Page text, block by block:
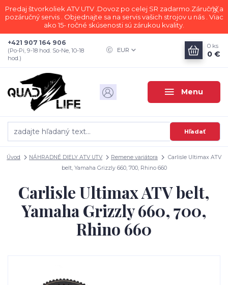
Predaj štvorkoliek ATV UTV .Dovoz po celej SR zadarmo.Záručný a
pozáručný servis . Objednajte sa na servis vašich strojov u nás . Viac
ako 15- ročné skúsenosti sú zárukou kvality.
Menu
EUR
Hľadať
+421 907 164 906
(Po-Pi, 9-18 hod. So-Ne, 10-18
hod.)
0 ks
0 €
Úvod NÁHRADNÉ DIELY ATV UTV Remene variátora
Carlisle Ultimax ATV
belt, Yamaha Grizzly 660, 700, Rhino 660
Carlisle Ultimax ATV belt,
Yamaha Grizzly 660, 700,
Rhino 660